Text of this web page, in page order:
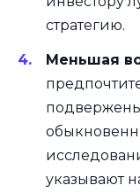
стратегию.
Меньшая
указывают